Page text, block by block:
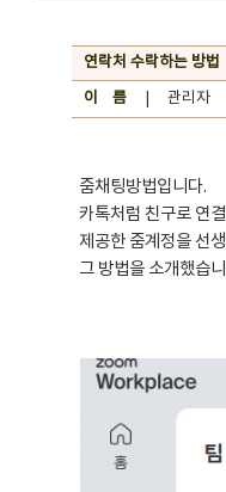
연락처 수락하는 방법
이 름 | 관리자
줌채팅방법입니다.
카톡처럼 친구로 연
제공한 줌계정을 선
그 방법을 소개했습